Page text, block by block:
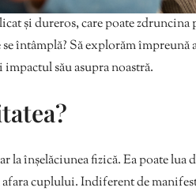
și dureros, care poate zdruncina
se întâmplă? Să explorăm
său asupra noastră.
la înșelăciunea fizică. Ea poate
cuplului. Indiferent de